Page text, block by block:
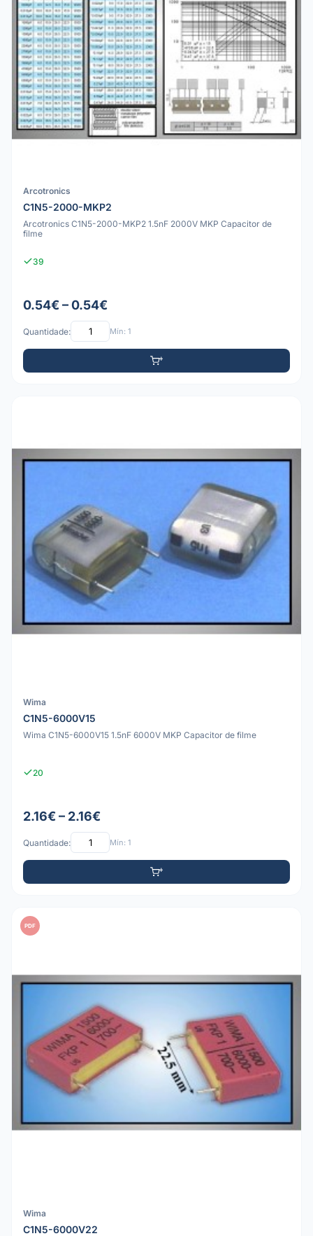
Arcotronics
C1N5-2000-MKP2
Arcotronics C1N5-2000-MKP2 1.5nF 2000V MKP Capacitor de
filme
39
0.54€ – 0.54€
Quantidade: Mín: 1
Wima
C1N5-6000V15
Wima C1N5-6000V15 1.5nF 6000V MKP Capacitor de filme
20
2.16€ – 2.16€
Quantidade: Mín: 1
PDF
Wima
C1N5-6000V22